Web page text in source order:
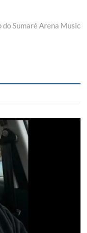
do Sumaré Arena Music